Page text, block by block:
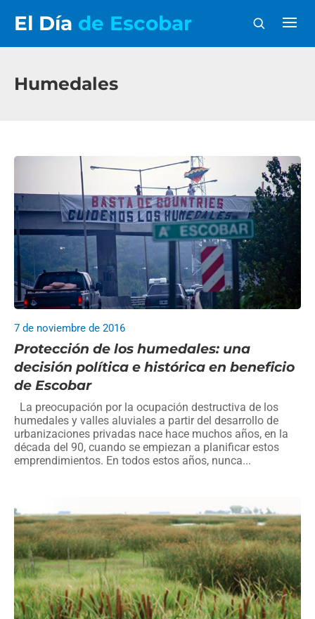
El Día de Escobar
Humedales
Protección de los humedales: una
decisión política e histórica en beneficio
de Escobar
7 de noviembre de 2016
La preocupación por la ocupación destructiva de los
humedales y valles aluviales a partir del desarrollo de
urbanizaciones privadas nace hace muchos años, en la
década del 90, cuando se empiezan a planificar estos
emprendimientos. En todos estos años, nunca...